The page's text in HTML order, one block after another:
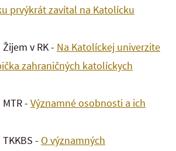
prvýkrát zavítal na Katolícku
Žijem v RK - Na Katolíckej univerzite
zahraničných katolíckych
MTR - Významné osobnosti a ich
TKKBS - O významných